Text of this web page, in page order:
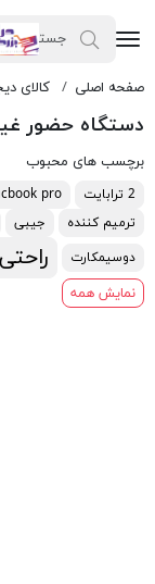
صفحه اصلی کالای
دستگاه حضور
برچسب های محبوب
2 ترابایت pro
ترمیم کننده
جیبی
دوسیمکارت
راحتی
نمایش همه